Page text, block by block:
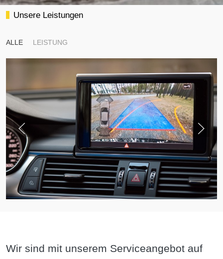
Unsere Leistungen
ALLE LEISTUNG
Wir sind mit unserem Serviceangebot auf